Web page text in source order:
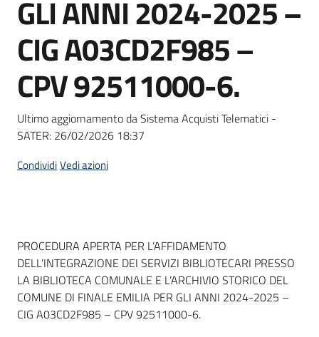
GLI ANNI 2024-2025 –
CIG A03CD2F985 –
CPV 92511000-6.
Ultimo aggiornamento da Sistema Acquisti Telematici -
SATER: 26/02/2026 18:37
CondividiVedi azioni
Dati del bando
PROCEDURA APERTA PER L’AFFIDAMENTO
DELL’INTEGRAZIONE DEI SERVIZI BIBLIOTECARI PRESSO
LA BIBLIOTECA COMUNALE E L’ARCHIVIO STORICO DEL
COMUNE DI FINALE EMILIA PER GLI ANNI 2024-2025 –
CIG A03CD2F985 – CPV 92511000-6.